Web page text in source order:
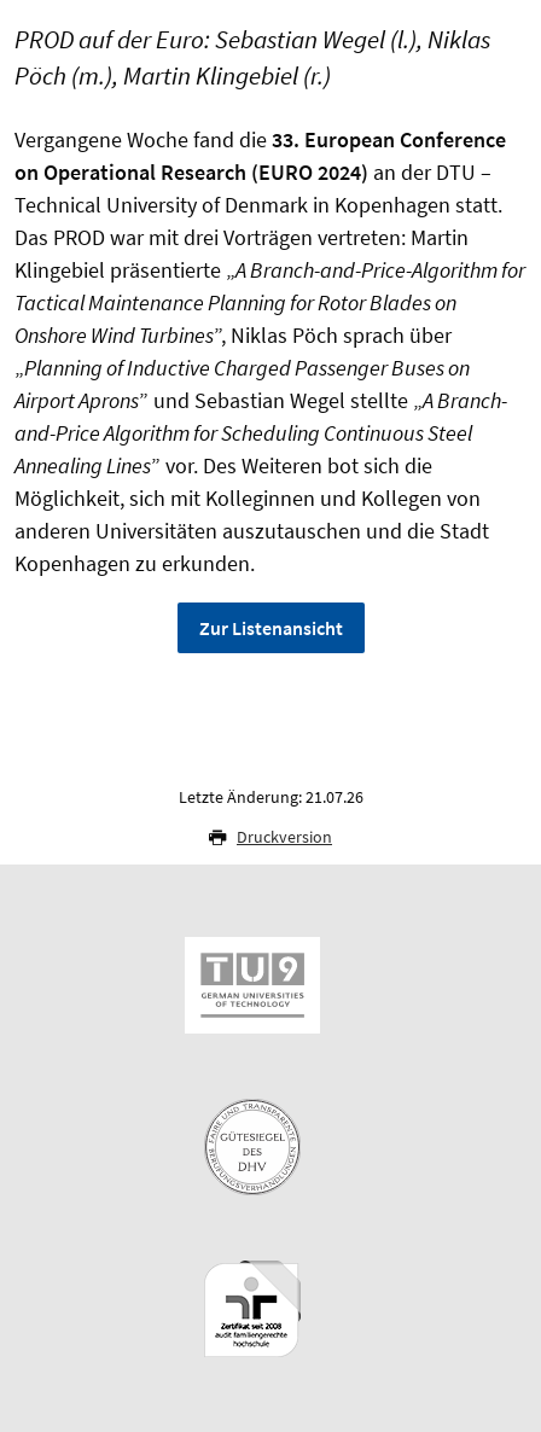
PROD auf der Euro: Sebastian Wegel (l.), Niklas
Pöch (m.), Martin Klingebiel (r.)
Vergangene Woche fand die33. European Conference
on Operational Research (EURO 2024) an der DTU –
Technical University of Denmark in Kopenhagen statt.
Das PROD war mit drei Vorträgen vertreten: Martin
Klingebiel präsentierte „A Branch-and-Price-Algorithm for
Tactical Maintenance Planning for Rotor Blades on
Onshore Wind Turbines”, Niklas Pöch sprach über
„Planning of Inductive Charged Passenger Buses on
Airport Aprons” und Sebastian Wegel stellte „A Branch-
and-Price Algorithm for Scheduling Continuous Steel
Annealing Lines” vor. Des Weiteren bot sich die
Möglichkeit, sich mit Kolleginnen und Kollegen von
anderen Universitäten auszutauschen und die Stadt
Kopenhagen zu erkunden.
Zur Listenansicht
Letzte Änderung: 21.07.26
Druckversion